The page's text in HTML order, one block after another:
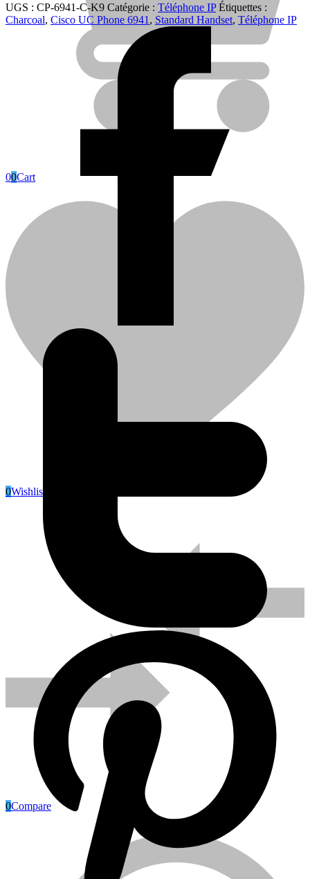
00Cart
0Wishlist
0Compare
UGS : CP-6941-C-K9 Catégorie : Téléphone IP Étiquettes :
Charcoal, Cisco UC Phone 6941 , Standard Handset, Téléphone IP